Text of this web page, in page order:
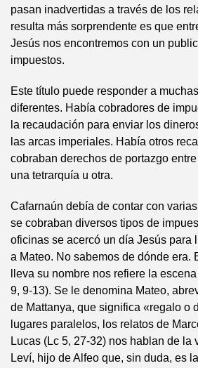
pasan inadvertidas a través de los
resulta más sorprendente es que
Jesús nos encontremos con un
impuestos.
Este título puede responder a
diferentes. Había cobradores de
la recaudación para enviar los
las arcas imperiales. Había otros
cobraban derechos de portazgo
una tetrarquía u otra.
Cafarnaún debía de contar con
se cobraban diversos tipos de
oficinas se acercó un día Jesús para
a Mateo. No sabemos de dónde era.
lleva su nombre nos refiere la
9, 9-13). Se le denomina Mateo,
de Mattanya, que significa «regalo o
lugares paralelos, los relatos de
Lucas (Lc 5, 27-32) nos hablan de la
Leví, hijo de Alfeo que, sin duda, es